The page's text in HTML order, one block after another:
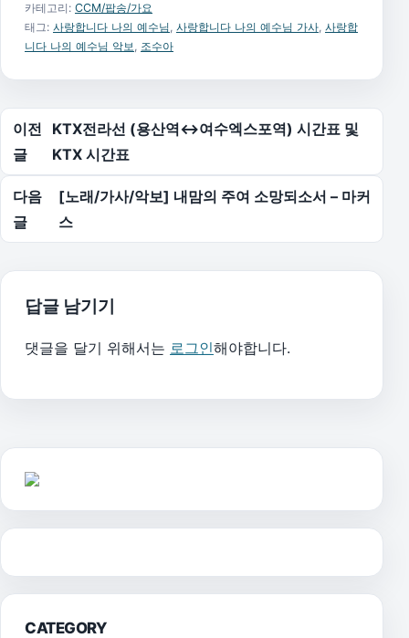
카테고리: CCM/팝송/가요
태그: 사랑합니다 나의 예수님, 사랑합니다 나의 예수님 가사, 사랑합
니다 나의 예수님 악보, 조수아
글 탐색
이전
글
KTX전라선 (용산역↔여수엑스포역) 시간표 및
KTX 시간표
다음
글
[노래/가사/악보] 내맘의 주여 소망되소서 – 마커
스
답글 남기기
댓글을 달기 위해서는 로그인해야합니다.
CATEGORY